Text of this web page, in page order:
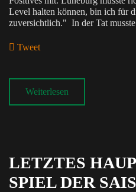
Level halten können, bin ich für
zuversichtlich." In der Tat
Tweet
Weiterlesen
LETZTES
SPIEL DER